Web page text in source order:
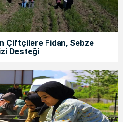
Çiftçilere Fidan, Sebze
Desteği